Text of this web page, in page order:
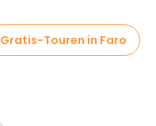
Gratis-Touren in Faro